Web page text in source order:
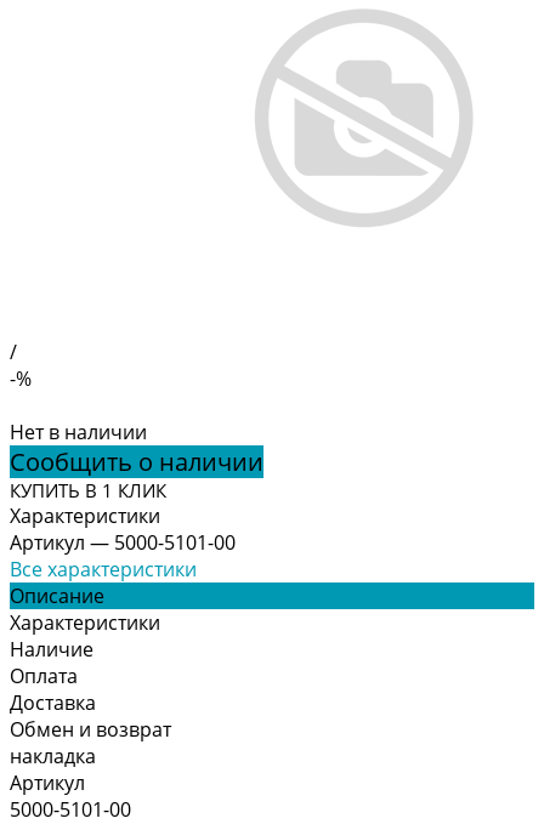
/
-%
Нет в наличии
Сообщить о наличии
КУПИТЬ В 1 КЛИК
Характеристики
Артикул — 5000-5101-00
Все характеристики
Описание
Характеристики
Наличие
Оплата
Доставка
Обмен и возврат
накладка
Артикул
5000-5101-00